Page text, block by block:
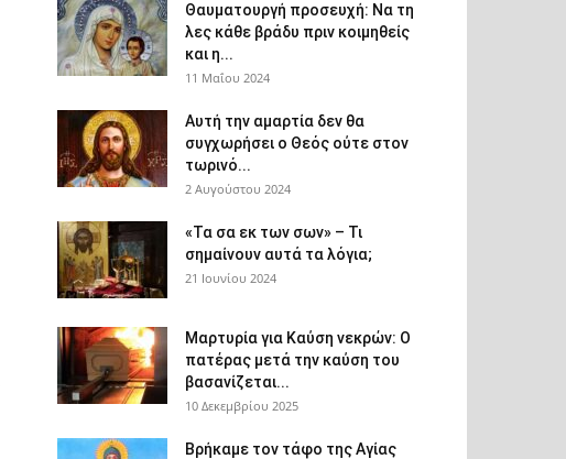
Θαυματουργή προσευχή: Να τη
λες κάθε βράδυ πριν κοιμηθείς
και η...
11 Μαΐου 2024
Αυτή την αμαρτία δεν θα
συγχωρήσει ο Θεός ούτε στον
τωρινό...
2 Αυγούστου 2024
«Τα σα εκ των σων» – Τι
σημαίνουν αυτά τα λόγια;
21 Ιουνίου 2024
Μαρτυρία για Καύση νεκρών: Ο
πατέρας μετά την καύση του
βασανίζεται...
10 Δεκεμβρίου 2025
Βρήκαμε τον τάφο της Αγίας